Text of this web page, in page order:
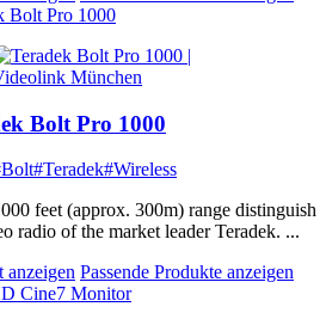
Bolt Pro 1000
Bolt Pro 1000
#Teradek#Wireless
feet (approx. 300m) range distinguish
radio of the market leader Teradek. ...
anzeigen Passende Produkte anzeigen
Cine7 Monitor